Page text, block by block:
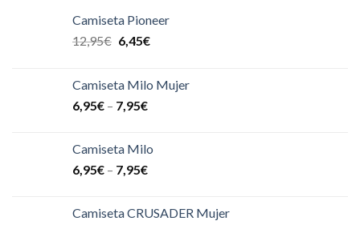
Camiseta Pioneer
12,95€ 6,45€
Camiseta Milo Mujer
6,95€ – 7,95€
Camiseta Milo
6,95€ – 7,95€
Camiseta CRUSADER Mujer